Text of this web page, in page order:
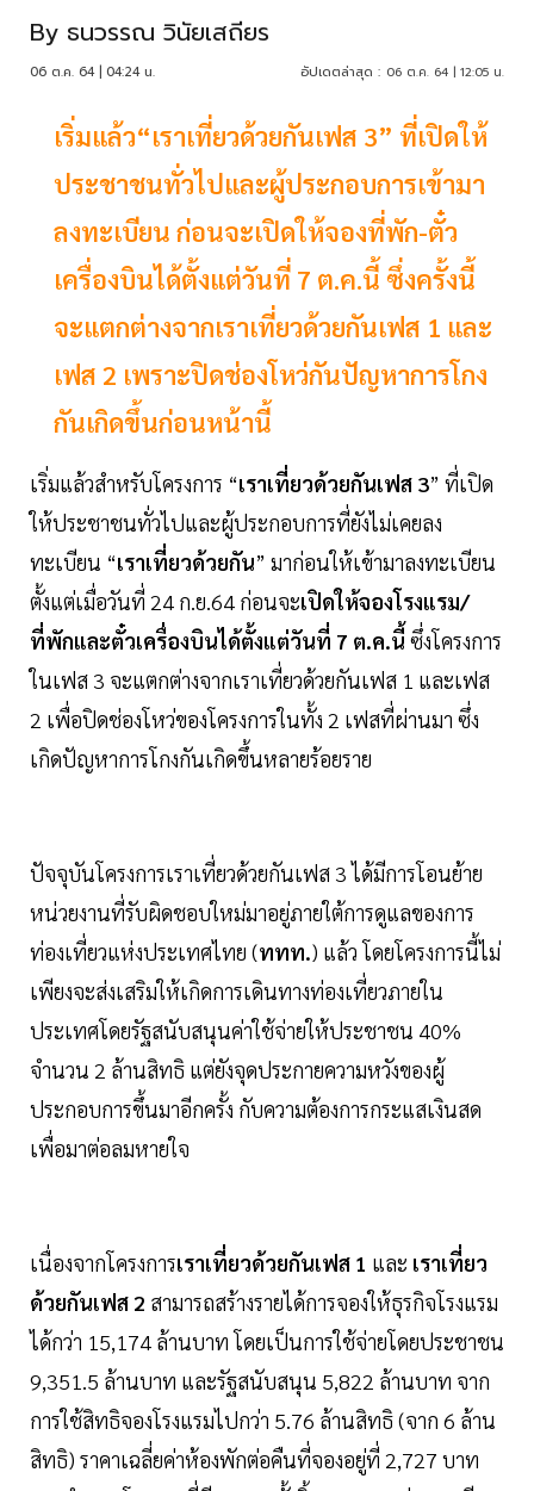
By ธนวรรณ วินัยเสถียร
06 ต.ค. 64 | 04:24 น. อัปเดตล่าสุด : 06 ต.ค. 64 | 12:05 น.
เริ่มแล้ว“เราเที่ยวด้วยกันเฟส 3” ที่เปิดให้
ประชาชนทั่วไปและผู้ประกอบการเข้ามา
ลงทะเบียน ก่อนจะเปิดให้จองที่พัก-ตั๋ว
เครื่องบินได้ตั้งแต่วันที่ 7 ต.ค.นี้ ซึ่งครั้งนี้
จะแตกต่างจากเราเที่ยวด้วยกันเฟส 1 และ
เฟส 2 เพราะปิดช่องโหว่กันปัญหาการโกง
กันเกิดขึ้นก่อนหน้านี้
เริ่มแล้วสำหรับโครงการ “เราเที่ยวด้วยกันเฟส 3” ที่เปิด
ให้ประชาชนทั่วไปและผู้ประกอบการที่ยังไม่เคยลง
ทะเบียน “เราเที่ยวด้วยกัน” มาก่อนให้เข้ามาลงทะเบียน
ตั้งแต่เมื่อวันที่ 24 ก.ย.64 ก่อนจะเปิดให้จองโรงแรม/
ที่พักและตั๋วเครื่องบินได้ตั้งแต่วันที่ 7 ต.ค.นี้ ซึ่งโครงการ
ในเฟส 3 จะแตกต่างจากเราเที่ยวด้วยกันเฟส 1 และเฟส
2 เพื่อปิดช่องโหว่ของโครงการในทั้ง 2 เฟสที่ผ่านมา ซึ่ง
เกิดปัญหาการโกงกันเกิดขึ้นหลายร้อยราย
ปัจจุบันโครงการเราเที่ยวด้วยกันเฟส 3 ได้มีการโอนย้าย
หน่วยงานที่รับผิดชอบใหม่มาอยู่ภายใต้การดูแลของการ
ท่องเที่ยวแห่งประเทศไทย (ททท.) แล้ว โดยโครงการนี้ไม่
เพียงจะส่งเสริมให้เกิดการเดินทางท่องเที่ยวภายใน
ประเทศโดยรัฐสนับสนุนค่าใช้จ่ายให้ประชาชน 40%
จำนวน 2 ล้านสิทธิ แต่ยังจุดประกายความหวังของผู้
ประกอบการขึ้นมาอีกครั้ง กับความต้องการกระแสเงินสด
เพื่อมาต่อลมหายใจ
เนื่องจากโครงการเราเที่ยวด้วยกันเฟส 1 และ เราเที่ยว
ด้วยกันเฟส 2 สามารถสร้างรายได้การจองให้ธุรกิจโรงแรม
ได้กว่า 15,174 ล้านบาท โดยเป็นการใช้จ่ายโดยประชาชน
9,351.5 ล้านบาท และรัฐสนับสนุน 5,822 ล้านบาท จาก
การใช้สิทธิจองโรงแรมไปกว่า 5.76 ล้านสิทธิ (จาก 6 ล้าน
สิทธิ) ราคาเฉลี่ยค่าห้องพักต่อคืนที่จองอยู่ที่ 2,727 บาท